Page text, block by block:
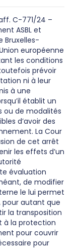
C-771/24 –
ASBL et
Bruxelles-
européenne
les conditions
prévoir
ni à leur
à une
établit un
ou de modalités
d’avoir des
La Cour
de cet arrêt
les effets d’un
évaluation
de modifier
le lui permet
pour autant que
la transposition
à la protection
pour couvrir
pour